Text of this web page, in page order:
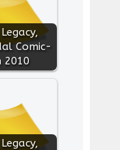
Comic-
2010